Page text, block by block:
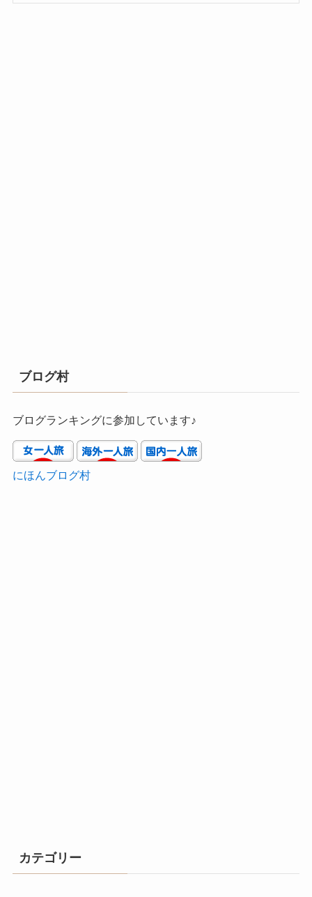
ブログ村
ブログランキングに参加しています♪
にほんブログ村
カテゴリー